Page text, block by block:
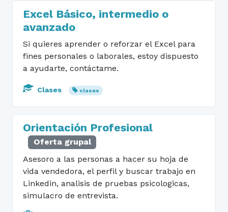
Excel Básico, intermedio o
avanzado
Si quieres aprender o reforzar el Excel para
fines personales o laborales, estoy dispuesto
a ayudarte, contáctame.
Clases clases
Orientación Profesional
Oferta grupal
Asesoro a las personas a hacer su hoja de
vida vendedora, el perfil y buscar trabajo en
Linkedin, analisis de pruebas psicologicas,
simulacro de entrevista.